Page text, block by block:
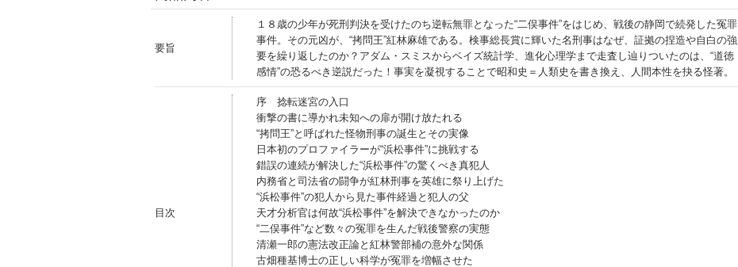
要旨
１８歳の少年が死刑判決を受けたのち逆転無罪となった“二俣事件”をはじめ、戦後の静岡で続発した冤罪
事件。その元凶が、“拷問王”紅林麻雄である。検事総長賞に輝いた名刑事はなぜ、証拠の捏造や自白の強
要を繰り返したのか？アダム・スミスからベイズ統計学、進化心理学まで走査し辿りついたのは、“道徳
感情”の恐るべき逆説だった！事実を凝視することで昭和史＝人類史を書き換え、人間本性を抉る怪著。
目次
序 捻転迷宮の入口
衝撃の書に導かれ未知への扉が開け放たれる
“拷問王”と呼ばれた怪物刑事の誕生とその実像
日本初のプロファイラーが“浜松事件”に挑戦する
錯誤の連続が解決した“浜松事件”の驚くべき真犯人
内務省と司法省の闘争が紅林刑事を英雄に祭り上げた
“浜松事件”の犯人から見た事件経過と犯人の父
天才分析官は何故“浜松事件”を解決できなかったのか
“二俣事件”など数々の冤罪を生んだ戦後警察の実態
清瀬一郎の憲法改正論と紅林警部補の意外な関係
古畑種基博士の正しい科学が冤罪を増幅させた